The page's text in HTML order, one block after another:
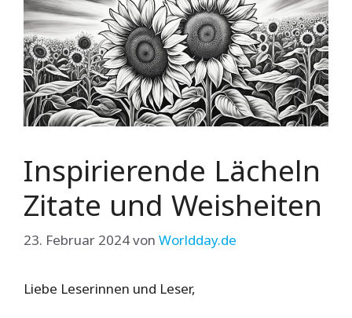
Inspirierende Lächeln
Zitate und Weisheiten
23. Februar 2024von Worldday.de
Liebe Leserinnen und Leser,